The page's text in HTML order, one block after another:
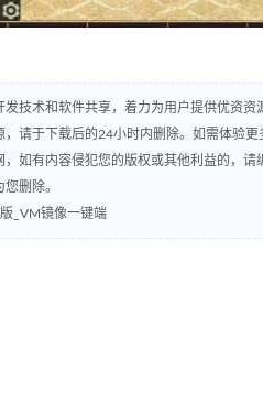
技术和软件共享，着力为用户提供优资资
请于下载后的24小时内删除。如需体验更
如有内容侵犯您的版权或其他利益的，
删除。
_VM镜像一键端